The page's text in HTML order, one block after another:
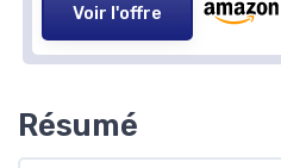
Voir l'offre
Résumé